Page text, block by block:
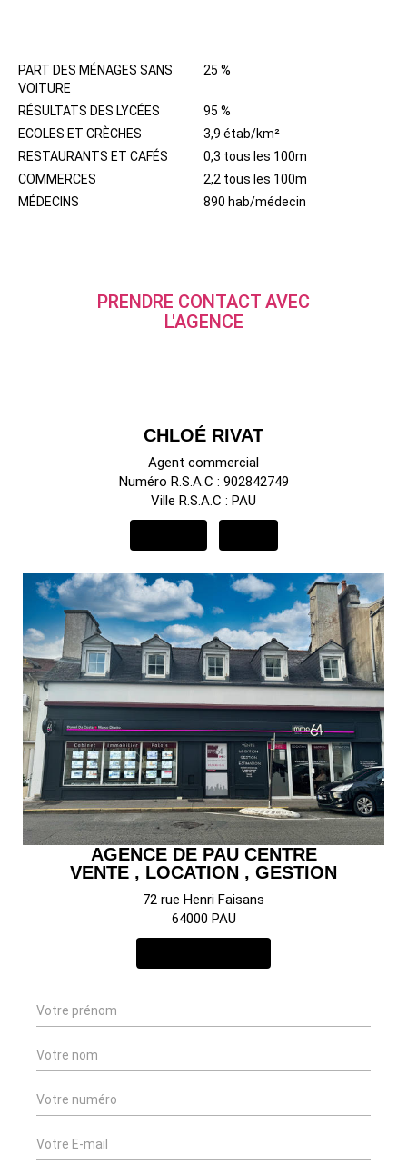
PART DES MÉNAGES SANS
VOITURE
25 %
RÉSULTATS DES LYCÉES
95 %
ECOLES ET CRÈCHES
3,9 étab/km²
RESTAURANTS ET CAFÉS
0,3 tous les 100m
COMMERCES
2,2 tous les 100m
MÉDECINS
890 hab/médecin
PRENDRE CONTACT AVEC
L'AGENCE
CHLOÉ RIVAT
Agent commercial
Numéro R.S.A.C : 902842749
Ville R.S.A.C : PAU
AGENCE DE PAU CENTRE
VENTE , LOCATION , GESTION
72 rue Henri Faisans
64000 PAU